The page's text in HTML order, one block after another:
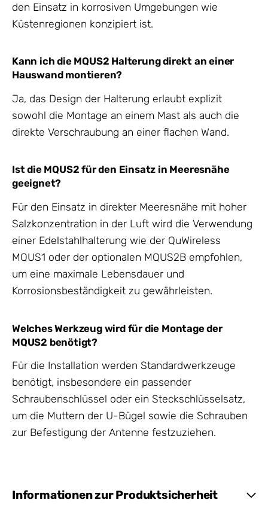
den Einsatz in korrosiven Umgebungen wie
Küstenregionen konzipiert ist.
Kann ich die MQUS2 Halterung direkt an einer
Hauswand montieren?
Ja, das Design der Halterung erlaubt explizit
sowohl die Montage an einem Mast als auch die
direkte Verschraubung an einer flachen Wand.
Ist die MQUS2 für den Einsatz in Meeresnähe
geeignet?
Für den Einsatz in direkter Meeresnähe mit hoher
Salzkonzentration in der Luft wird die Verwendung
einer Edelstahlhalterung wie der QuWireless
MQUS1 oder der optionalen MQUS2B empfohlen,
um eine maximale Lebensdauer und
Korrosionsbeständigkeit zu gewährleisten.
Welches Werkzeug wird für die Montage der
MQUS2 benötigt?
Für die Installation werden Standardwerkzeuge
benötigt, insbesondere ein passender
Schraubenschlüssel oder ein Steckschlüsselsatz,
um die Muttern der U-Bügel sowie die Schrauben
zur Befestigung der Antenne festzuziehen.
Informationen zur Produktsicherheit